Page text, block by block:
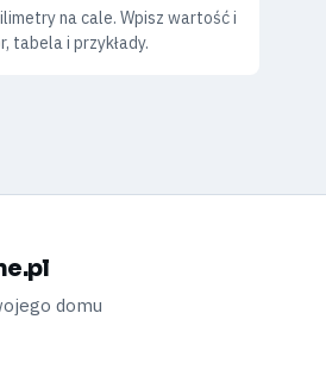
na cale. Wpisz wartość i
tabela i przykłady.
domu